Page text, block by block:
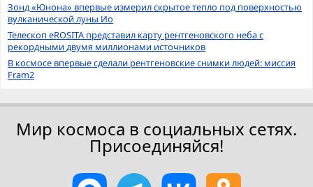
Зонд «Юнона» впервые измерил скрытое тепло под поверхностью
вулканической луны Ио
Телескоп eROSITA представил карту рентгеновского неба с
рекордными двумя миллионами источников
В космосе впервые сделали рентгеновские снимки людей: миссия
Fram2
Мир космоса в социальных сетях.
Присоединяйся!